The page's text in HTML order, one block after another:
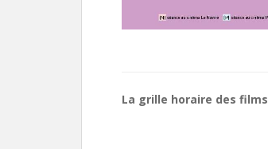
La grille horaire des films